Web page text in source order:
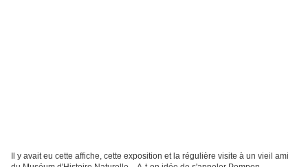
Il y avait eu cette affiche, cette exposition et la régulière visite à un vieil ami